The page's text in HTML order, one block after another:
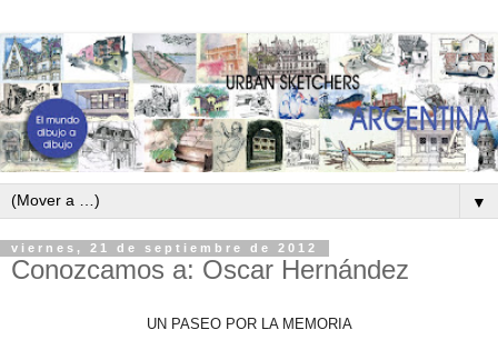
▼
viernes, 21 de septiembre de 2012
Conozcamos a: Oscar Hernández
UN PASEO POR LA MEMORIA